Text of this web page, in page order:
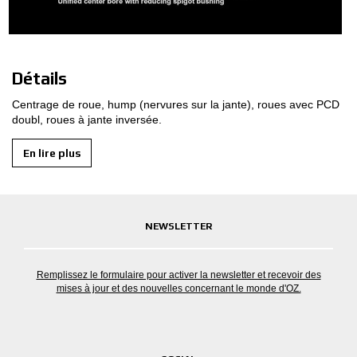
Détails
Centrage de roue, hump (nervures sur la jante), roues avec PCD
doubl, roues à jante inversée.
En lire plus
NEWSLETTER
Remplissez le formulaire pour activer la newsletter et recevoir des
mises à jour et des nouvelles concernant le monde d'OZ.